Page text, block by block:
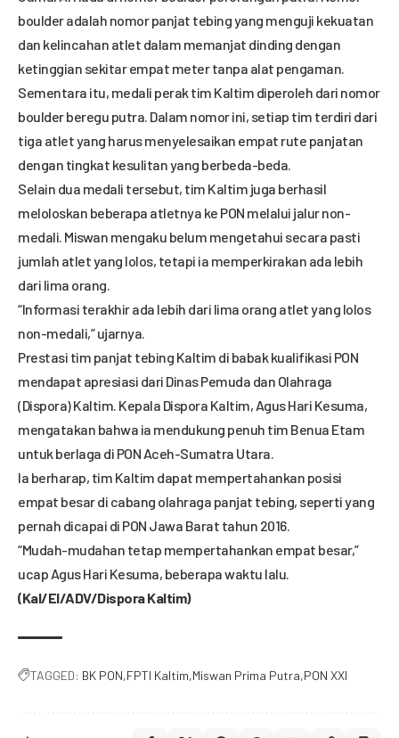
boulder adalah nomor panjat tebing yang menguji kekuatan
dan kelincahan atlet dalam memanjat dinding dengan
ketinggian sekitar empat meter tanpa alat pengaman.
Sementara itu, medali perak tim Kaltim diperoleh dari nomor
boulder beregu putra. Dalam nomor ini, setiap tim terdiri dari
tiga atlet yang harus menyelesaikan empat rute panjatan
dengan tingkat kesulitan yang berbeda-beda.
Selain dua medali tersebut, tim Kaltim juga berhasil
meloloskan beberapa atletnya ke PON melalui jalur non-
medali. Miswan mengaku belum mengetahui secara pasti
jumlah atlet yang lolos, tetapi ia memperkirakan ada lebih
dari lima orang.
“Informasi terakhir ada lebih dari lima orang atlet yang lolos
non-medali,” ujarnya.
Prestasi tim panjat tebing Kaltim di babak kualifikasi PON
mendapat apresiasi dari Dinas Pemuda dan Olahraga
(Dispora) Kaltim. Kepala Dispora Kaltim, Agus Hari Kesuma,
mengatakan bahwa ia mendukung penuh tim Benua Etam
untuk berlaga di PON Aceh-Sumatra Utara.
Ia berharap, tim Kaltim dapat mempertahankan posisi
empat besar di cabang olahraga panjat tebing, seperti yang
pernah dicapai di PON Jawa Barat tahun 2016.
“Mudah-mudahan tetap mempertahankan empat besar,”
ucap Agus Hari Kesuma, beberapa waktu lalu.
(Kal/El/ADV/Dispora Kaltim)
TAGGED: BK PON FPTI Kaltim Miswan Prima Putra PON XXI